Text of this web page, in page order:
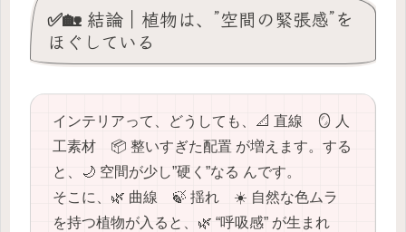
✅🏡 結論｜植物は、”空間の緊張感”を
ほぐしている
インテリアって、どうしても、📐 直線 🪞 人
工素材 📦 整いすぎた配置 が増えます。する
と、🌙 空間が少し”硬く”なる んです。
そこに、🌿 曲線 🍃 揺れ ☀️ 自然な色ムラ
を持つ植物が入ると、🌿 “呼吸感” が生まれ